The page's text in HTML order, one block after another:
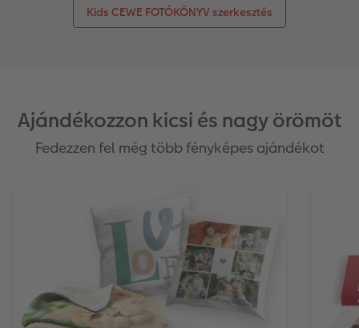
Kids CEWE FOTÓKÖNYV szerkesztés
Ajándékozzon kicsi és nagy örömöt
Fedezzen fel még több fényképes ajándékot